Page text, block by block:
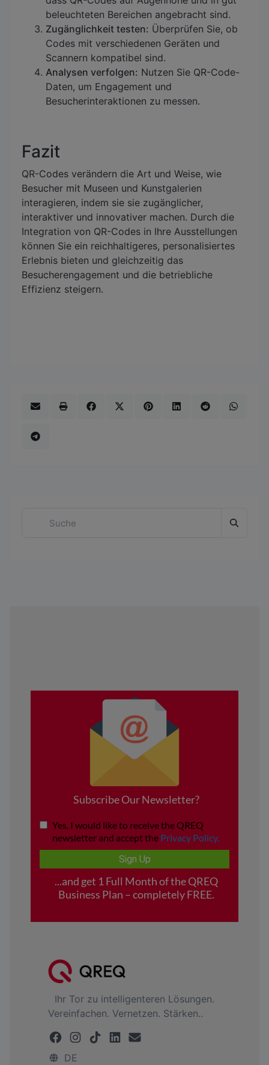
beleuchteten Bereichen angebracht sind.
Zugänglichkeit testen: Überprüfen Sie, ob
Codes mit verschiedenen Geräten und
Scannern kompatibel sind.
Analysen verfolgen: Nutzen Sie QR-Code-
Daten, um Engagement und
Besucherinteraktionen zu messen.
Fazit
QR-Codes verändern die Art und Weise, wie
Besucher mit Museen und Kunstgalerien
interagieren, indem sie sie zugänglicher,
interaktiver und innovativer machen. Durch die
Integration von QR-Codes in Ihre Ausstellungen
können Sie ein reichhaltigeres, personalisiertes
Erlebnis bieten und gleichzeitig das
Besucherengagement und die betriebliche
Effizienz steigern.
Ihr Tor zu intelligenteren Lösungen.
Vereinfachen. Vernetzen. Stärken..
DE